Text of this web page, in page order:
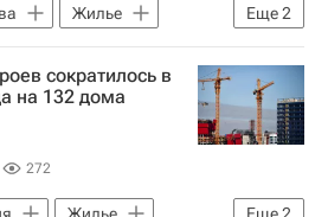
Еще2
Жилье
Департамент градостроительной политики г. Москвы
сократилось в
на 132 дома
272